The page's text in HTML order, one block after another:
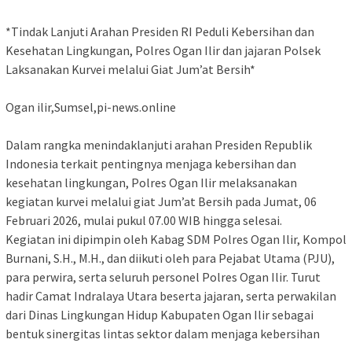
‎*Tindak Lanjuti Arahan Presiden RI Peduli Kebersihan dan
Kesehatan Lingkungan, Polres Ogan Ilir dan jajaran Polsek
Laksanakan Kurvei melalui Giat Jum’at Bersih*
‎Ogan ilir,Sumsel,pi-news.online
‎Dalam rangka menindaklanjuti arahan Presiden Republik
Indonesia terkait pentingnya menjaga kebersihan dan
kesehatan lingkungan, Polres Ogan Ilir melaksanakan
kegiatan kurvei melalui giat Jum’at Bersih pada Jumat, 06
Februari 2026, mulai pukul 07.00 WIB hingga selesai.
‎Kegiatan ini dipimpin oleh Kabag SDM Polres Ogan Ilir, Kompol
Burnani, S.H., M.H., dan diikuti oleh para Pejabat Utama (PJU),
para perwira, serta seluruh personel Polres Ogan Ilir. Turut
hadir Camat Indralaya Utara beserta jajaran, serta perwakilan
dari Dinas Lingkungan Hidup Kabupaten Ogan Ilir sebagai
bentuk sinergitas lintas sektor dalam menjaga kebersihan